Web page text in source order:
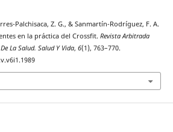
Palchisaca, Z. G., & Sanmartín-Rodríguez, F. A.
en la práctica del Crossfit. Revista Arbitrada
La Salud. Salud Y Vida, 6(1), 763–770.